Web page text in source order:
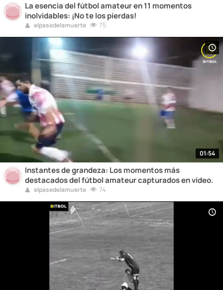
La esencia del fútbol amateur en 11 momentos
inolvidables: ¡No te los pierdas!
elpasedelamuerte 75
01:54
Instantes de grandeza: Los momentos más
destacados del fútbol amateur capturados en vídeo.
elpasedelamuerte 74